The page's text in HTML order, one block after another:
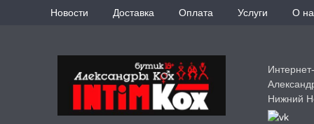
Новости Доставка Оплата Услуги О
Нижний